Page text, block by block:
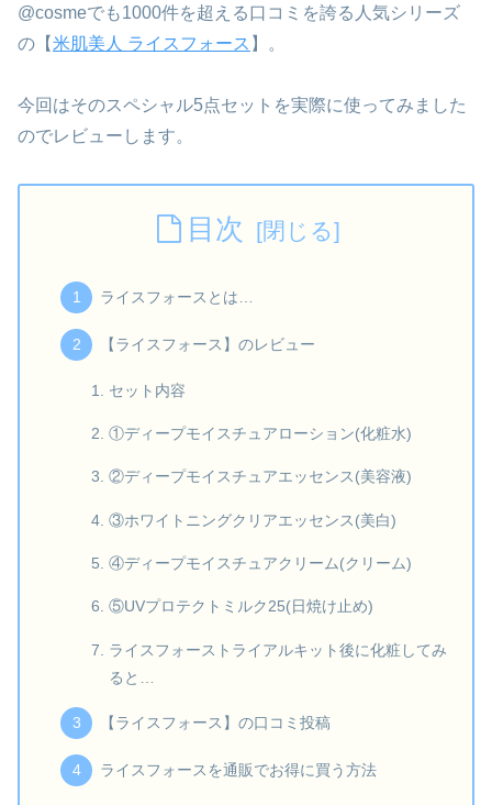
@cosmeでも1000件を超える口コミを誇る人気シリーズ
の【米肌美人 ライスフォース 】。
今回はそのスペシャル5点セットを実際に使ってみました
のでレビューします。
目次
ライスフォースとは…
【ライスフォース】のレビュー
セット内容
①ディープモイスチュアローション(化粧水)
②ディープモイスチュアエッセンス(美容液)
③ホワイトニングクリアエッセンス(美白)
④ディープモイスチュアクリーム(クリーム)
⑤UVプロテクトミルク25(日焼け止め)
ライスフォーストライアルキット後に化粧してみ
ると…
【ライスフォース】の口コミ投稿
ライスフォースを通販でお得に買う方法